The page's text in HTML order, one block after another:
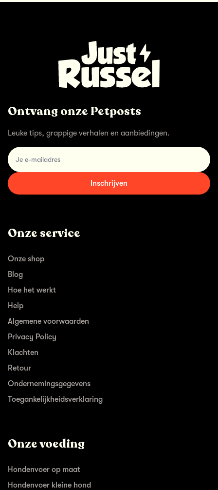
Ontvang onze Petposts
Leuke tips, grappige verhalen en aanbiedingen.
email
Inschrijven
Onze service
Onze shop
Blog
Hoe het werkt
Help
Algemene voorwaarden
Privacy Policy
Klachten
Retour
Ondernemingsgegevens
Toegankelijkheidsverklaring
Onze voeding
Hondenvoer op maat
Hondenvoer kleine hond